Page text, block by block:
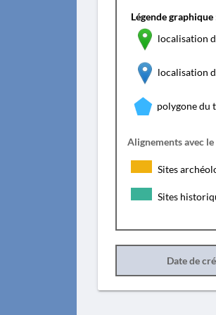
Légende graphique
localisation
localisation
polygone du
Alignements avec
Sites
Sites
Date de